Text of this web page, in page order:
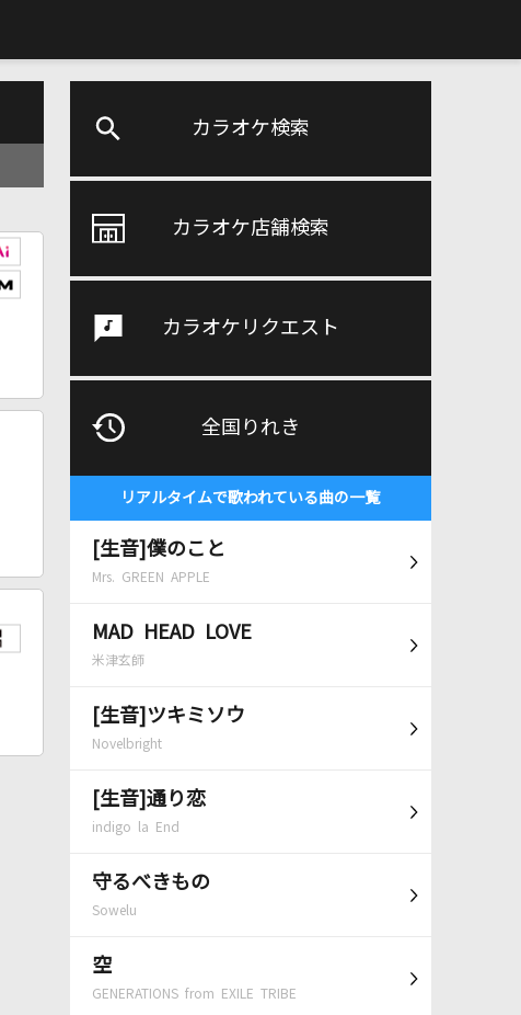
カラオケ検索
カラオケ店舗検索
カラオケリクエスト
全国りれき
リアルタイムで歌われている曲の一覧
[生音]僕のこと
Mrs. GREEN APPLE
MAD HEAD LOVE
米津玄師
[生音]ツキミソウ
Novelbright
[生音]通り恋
indigo la End
守るべきもの
Sowelu
空
GENERATIONS from EXILE TRIBE